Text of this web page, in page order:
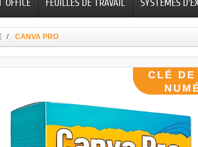
OFFICE FEUILLES DE TRAVAIL SYSTÈMES
CANVA PRO